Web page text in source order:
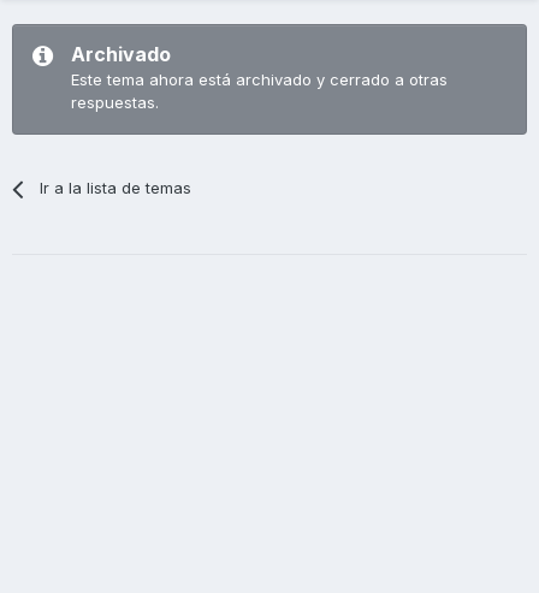
Archivado
Este tema ahora está archivado y cerrado a otras
respuestas.
Ir a la lista de temas